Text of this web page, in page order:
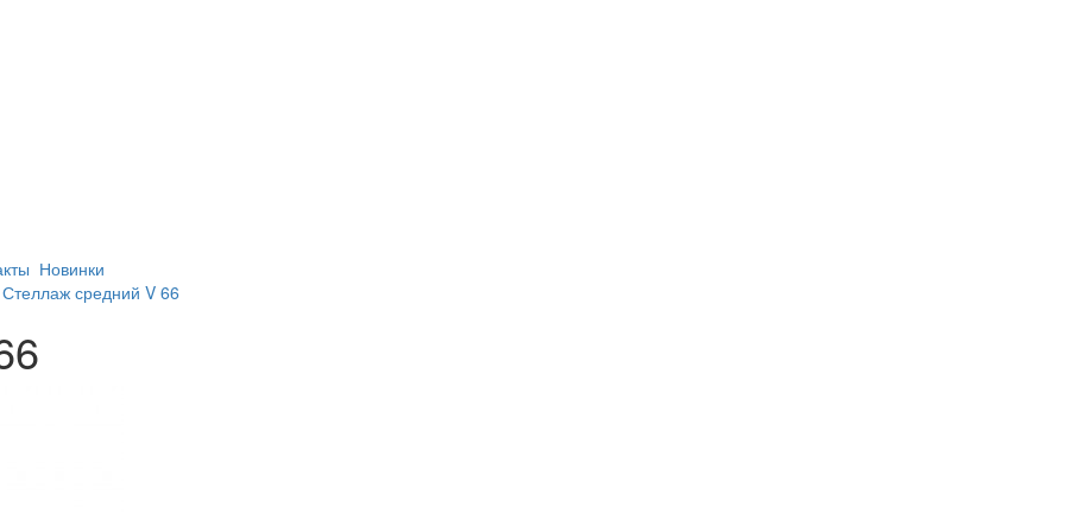
Новинки
Стеллаж средний V 66